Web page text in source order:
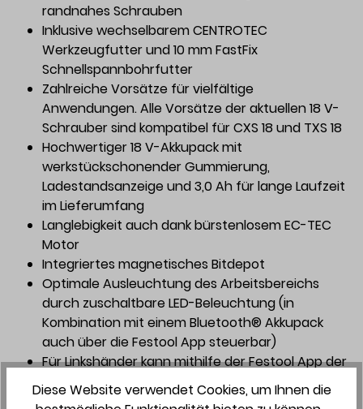
randnahes Schrauben
Inklusive wechselbarem CENTROTEC
Werkzeugfutter und 10 mm FastFix
Schnellspannbohrfutter
Zahlreiche Vorsätze für vielfältige
Anwendungen. Alle Vorsätze der aktuellen 18 V-
Schrauber sind kompatibel für CXS 18 und TXS 18
Hochwertiger 18 V-Akkupack mit
werkstückschonender Gummierung,
Ladestandsanzeige und 3,0 Ah für lange Laufzeit
im Lieferumfang
Langlebigkeit auch dank bürstenlosem EC-TEC
Motor
Integriertes magnetisches Bitdepot
Optimale Ausleuchtung des Arbeitsbereichs
durch zuschaltbare LED-Beleuchtung (in
Kombination mit einem Bluetooth® Akkupack
auch über die Festool App steuerbar)
Für Linkshänder kann mithilfe der Festool App der
Rechts-/Links-Umschalter umgekehrt werden,
damit der Schalter in der Hauptanwendung – im
Diese Website verwendet Cookies, um Ihnen die